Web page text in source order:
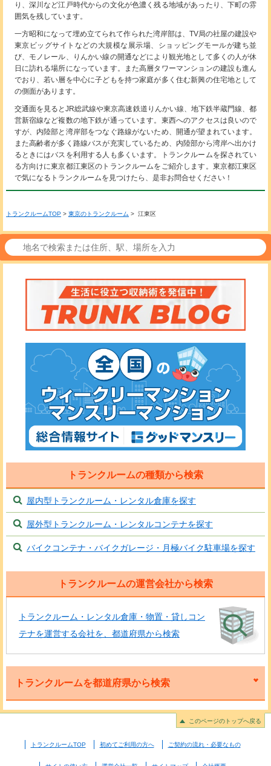
り、深川など江戸時代からの文化が色濃く残る地域があったり、下町の雰
囲気を残しています。
一方昭和になって埋め立てられて作られた湾岸部は、TV局の社屋の建設や
東京ビッグサイトなどの大規模な展示場、ショッピングモールが建ち並
び、モノレール、りんかい線の開通などにより観光地として多くの人が休
日に訪れる場所になっています。また高層タワーマンションの建設も進ん
でおり、若い層を中心に子どもを持つ家庭が多く住む新興の住宅地として
の側面があります。
交通面を見るとJR総武線や東京高速鉄道りんかい線、地下鉄半蔵門線、都
営新宿線など複数の地下鉄が通っています。東西へのアクセスは良いので
すが、内陸部と湾岸部をつなぐ路線がないため、開通が望まれています。
また高齢者が多く路線バスが充実しているため、内陸部から湾岸へ出かけ
るときにはバスを利用する人も多くいます。トランクルームを探されてい
る方向けに東京都江東区のトランクルームをご紹介します。東京都江東区
で気になるトランクルームを見つけたら、是非お問合せください！
トランクルームTOP > 東京のトランクルーム > 江東区
トランクルームの種類から検索
屋内型トランクルーム・レンタル倉庫を探す
屋外型トランクルーム・レンタルコンテナを探す
バイクコンテナ・バイクガレージ・月極バイク駐車場を探す
トランクルームの運営会社から検索
トランクルーム・レンタル倉庫・物置・貸しコン
テナを運営する会社を、都道府県から検索
トランクルームを都道府県から検索
このページのトップへ戻る
トランクルームTOP 初めてご利用の方へ ご契約の流れ・必要なもの